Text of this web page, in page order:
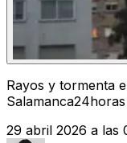
Rayos y tormenta
Salamanca24horas
29 abril 2026 a las